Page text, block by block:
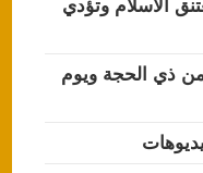
الاسلام وتؤدي
ذي الحجة ويوم